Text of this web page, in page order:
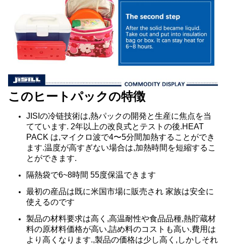
このヒートパックの特徴
JISIの冷链技術は,熱パックの開発と生産に焦点を当
てています. 2年以上の改良式とテストの後.HEAT
PACK は,マイクロ波で4〜5分間加熱することができ
ます.温度が高すぎない場合は,加熱時間を短縮するこ
とができます.
隔熱袋で6~8時間 55度保温できます
最初の産品は既に米国市場に販売され 家族は安全に
使えるのです
製品の材料要求は高く,高温耐性や食品品種,熱貯蔵材
料の原材料価格が高い,詰め料のコストも高い.費用は
より高くなります.,製品の価格は少し高く,しかしそれ